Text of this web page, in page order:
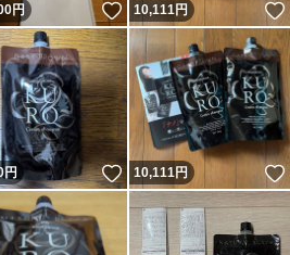
！
円 いいね！
10,111円
！
円 いいね！
10,111円